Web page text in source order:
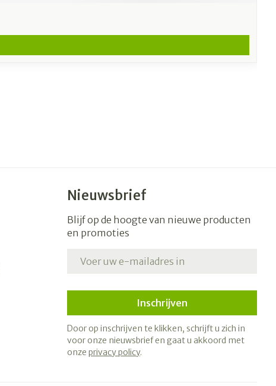
Nieuwsbrief
Blijf op de hoogte van nieuwe producten
en promoties
Inschrijven
Door op inschrijven te klikken, schrijft u zich in
voor onze nieuwsbrief en gaat u akkoord met
onze privacy policy.